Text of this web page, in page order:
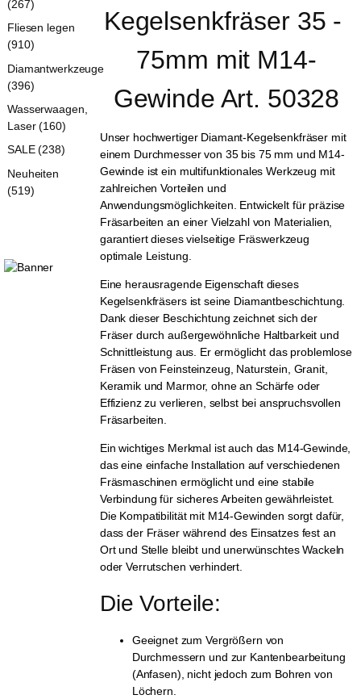
Kegelsenkfräser 35 -
75mm mit M14-
Gewinde Art. 50328
Unser hochwertiger Diamant-Kegelsenkfräser mit
einem Durchmesser von 35 bis 75 mm und M14-
Gewinde ist ein multifunktionales Werkzeug mit
zahlreichen Vorteilen und
Anwendungsmöglichkeiten. Entwickelt für präzise
Fräsarbeiten an einer Vielzahl von Materialien,
garantiert dieses vielseitige Fräswerkzeug
optimale Leistung.
Eine herausragende Eigenschaft dieses
Kegelsenkfräsers ist seine Diamantbeschichtung.
Dank dieser Beschichtung zeichnet sich der
Fräser durch außergewöhnliche Haltbarkeit und
Schnittleistung aus. Er ermöglicht das problemlose
Fräsen von Feinsteinzeug, Naturstein, Granit,
Keramik und Marmor, ohne an Schärfe oder
Effizienz zu verlieren, selbst bei anspruchsvollen
Fräsarbeiten.
Ein wichtiges Merkmal ist auch das M14-Gewinde,
das eine einfache Installation auf verschiedenen
Fräsmaschinen ermöglicht und eine stabile
Verbindung für sicheres Arbeiten gewährleistet.
Die Kompatibilität mit M14-Gewinden sorgt dafür,
dass der Fräser während des Einsatzes fest an
Ort und Stelle bleibt und unerwünschtes Wackeln
oder Verrutschen verhindert.
Die Vorteile:
Geeignet zum Vergrößern von
Durchmessern und zur Kantenbearbeitung
(Anfasen), nicht jedoch zum Bohren von
Löchern.
(267)
Fliesen legen
(910)
Diamantwerkzeuge
(396)
Wasserwaagen,
Laser (160)
SALE (238)
Neuheiten
(519)